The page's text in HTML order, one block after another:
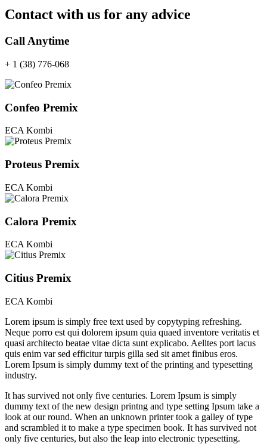
Contact with us for any advice
Call Anytime
+ 1 (38) 776-068
Confeo Premix
ECA Kombi
Proteus Premix
ECA Kombi
Calora Premix
ECA Kombi
Citius Premix
ECA Kombi
Lorem ipsum is simply free text used by copytyping refreshing.
Neque porro est qui dolorem ipsum quia quaed inventore veritatis et
quasi architecto beatae vitae dicta sunt explicabo. Aelltes port lacus
quis enim var sed efficitur turpis gilla sed sit amet finibus eros.
Lorem Ipsum is simply dummy text of the printing and typesetting
industry.
It has survived not only five centuries. Lorem Ipsum is simply
dummy text of the new design printng and type setting Ipsum take a
look at our round. When an unknown printer took a galley of type
and scrambled it to make a type specimen book. It has survived not
only five centuries, but also the leap into electronic typesetting.